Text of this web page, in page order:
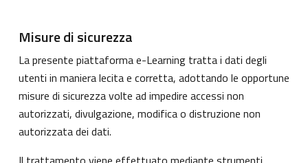
Misure di sicurezza
La presente piattaforma e-Learning tratta i dati degli
utenti in maniera lecita e corretta, adottando le opportune
misure di sicurezza volte ad impedire accessi non
autorizzati, divulgazione, modifica o distruzione non
autorizzata dei dati.